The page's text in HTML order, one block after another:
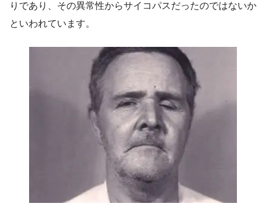
りであり、その異常性からサイコパスだったのではないか
といわれています。